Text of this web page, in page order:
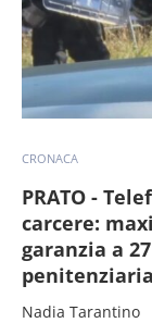
CRONACA
PRATO -
carcere:
garanzia a
penitenziaria
Nadia Tarantino